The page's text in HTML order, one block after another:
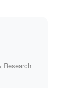
Research